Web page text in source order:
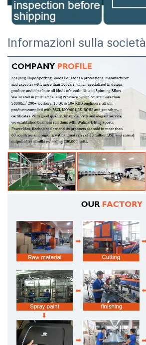
Informazioni sulla società